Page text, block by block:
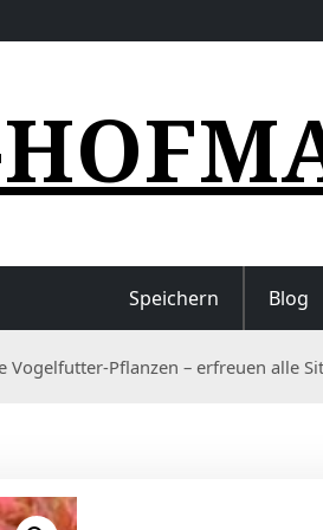
Speichern Blog
Vogelfutter-Pflanzen – erfreuen alle